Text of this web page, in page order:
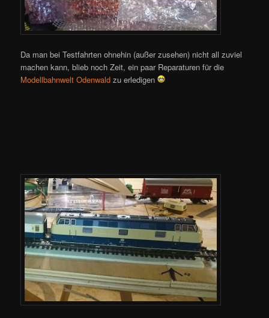
Da man bei Testfahrten ohnehin (außer zusehen) nicht all zuviel
machen kann, blieb noch Zeit, ein paar Reparaturen für die
Modellbahnwelt Odenwald zu erledigen